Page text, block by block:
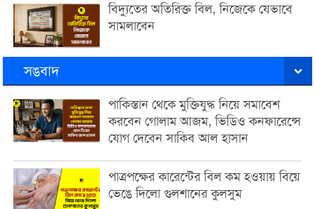
বিদ্যুতের অতিরিক্ত বিল, নিজেকে যেভাবে
সামলাবেন
সঙবাদ
পাকিস্তান থেকে মুক্তিযুদ্ধ নিয়ে সমাবেশ
করবেন গোলাম আজম, ভিডিও কনফারেন্সে
যোগ দেবেন সাকিব আল হাসান
পাত্রপক্ষের কারেন্টের বিল কম হওয়ায় বিয়ে
ভেঙে দিলো গুলশানের কুলসুম